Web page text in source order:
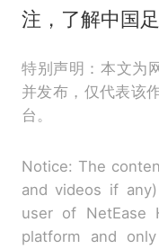
注，了解中国
特别声明：本文为
并发布，仅代表该
台。
Notice: The
and videos if
user of NetEase
platform and